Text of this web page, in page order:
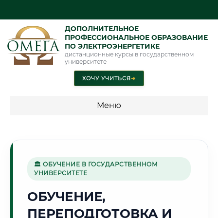
ДОПОЛНИТЕЛЬНОЕ
ПРОФЕССИОНАЛЬНОЕ ОБРАЗОВАНИЕ
ПО ЭЛЕКТРОЭНЕРГЕТИКЕ
дистанционные курсы в государственном
университете
ХОЧУ УЧИТЬСЯ➜
Меню
🌆
Г. АЛМА-АТА
🏛 ОБУЧЕНИЕ В ГОСУДАРСТВЕННОМ
УНИВЕРСИТЕТЕ
ОБУЧЕНИЕ,
ПЕРЕПОДГОТОВКА И